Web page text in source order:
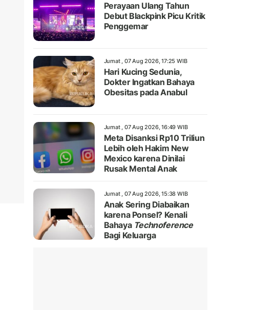
Perayaan Ulang Tahun
Debut Blackpink Picu Kritik
Penggemar
Jumat , 07 Aug 2026, 17:25 WIB
Hari Kucing Sedunia,
Dokter Ingatkan Bahaya
Obesitas pada Anabul
Jumat , 07 Aug 2026, 16:49 WIB
Meta Disanksi Rp10 Triliun
Lebih oleh Hakim New
Mexico karena Dinilai
Rusak Mental Anak
Jumat , 07 Aug 2026, 15:38 WIB
Anak Sering Diabaikan
karena Ponsel? Kenali
Bahaya Technoference
Bagi Keluarga